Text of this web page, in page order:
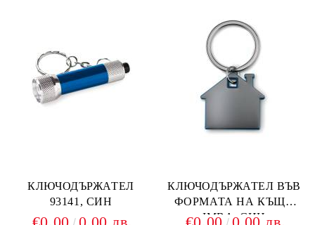
КЛЮЧОДЪРЖАТЕЛ
93141, СИН
КЛЮЧОДЪРЖАТЕЛ ВЪВ
ФОРМАТА НА КЪЩА
IMBA, СИН